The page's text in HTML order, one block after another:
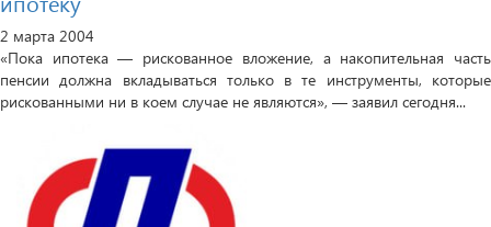
2 марта 2004
«Пока ипотека — рискованное вложение, а накопительная часть
пенсии должна вкладываться только в те инструменты, которые
рискованными ни в коем случае не являются», — заявил сегодня...